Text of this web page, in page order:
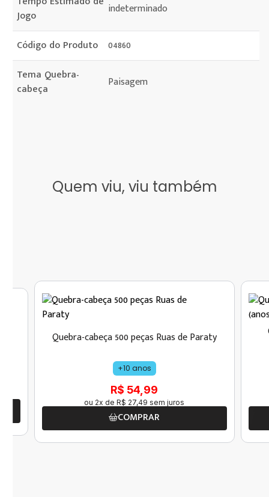
Jogo
indeterminado
Código do Produto
04860
Tema Quebra-
cabeça
Paisagem
Quem viu, viu também
Quebra-cabeça 500 peças Ruas de Paraty
+10 anos
R$ 54,99
ou 2x deR$ 27,49 sem juros
COMPRAR